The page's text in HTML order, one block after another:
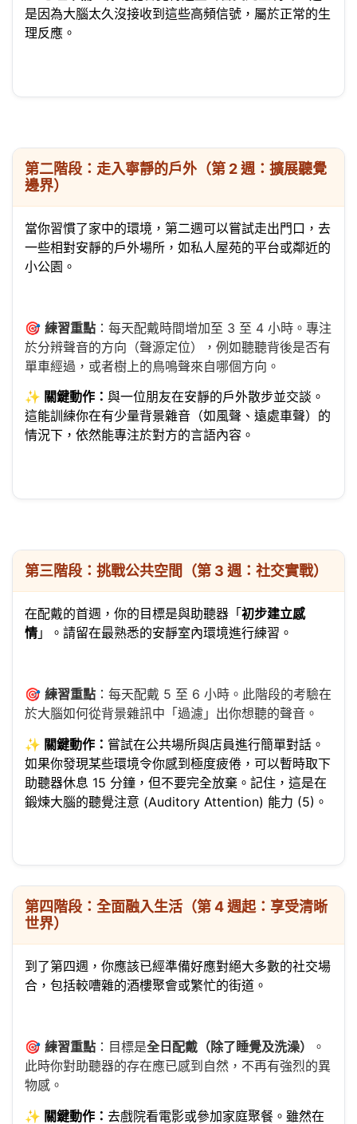
是因為大腦太久沒接收到這些高頻信號，屬於正常的生
理反應。
第二階段：走入寧靜的戶外（第 2 週：擴展聽覺
邊界）
當你習慣了家中的環境，第二週可以嘗試走出門口，去
一些相對安靜的戶外場所，如私人屋苑的平台或鄰近的
小公園。
🎯 練習重點 ：每天配戴時間增加至 3 至 4 小時。專注
於分辨聲音的方向（聲源定位），例如聽聽背後是否有
單車經過，或者樹上的鳥鳴聲來自哪個方向。
✨ 關鍵動作： 與一位朋友在安靜的戶外散步並交談。
這能訓練你在有少量背景雜音（如風聲、遠處車聲）的
情況下，依然能專注於對方的言語內容。
第三階段：挑戰公共空間（第 3 週：社交實戰）
在配戴的首週，你的目標是與助聽器「初步建立感
情 」。請留在最熟悉的安靜室內環境進行練習。
🎯 練習重點 ：每天配戴 5 至 6 小時。此階段的考驗在
於大腦如何從背景雜訊中「過濾」出你想聽的聲音。
✨ 關鍵動作： 嘗試在公共場所與店員進行簡單對話。
如果你發現某些環境令你感到極度疲倦，可以暫時取下
助聽器休息 15 分鐘，但不要完全放棄。記住，這是在
鍛煉大腦的聽覺注意 (Auditory Attention) 能力 (5)。
第四階段：全面融入生活（第 4 週起：享受清晰
世界）
到了第四週，你應該已經準備好應對絕大多數的社交場
合，包括較嘈雜的酒樓聚會或繁忙的街道。
🎯 練習重點 ：目標是全日配戴（除了睡覺及洗澡）
。
此時你對助聽器的存在應已感到自然，不再有強烈的異
物感。
✨ 關鍵動作： 去戲院看電影或參加家庭聚餐。雖然在